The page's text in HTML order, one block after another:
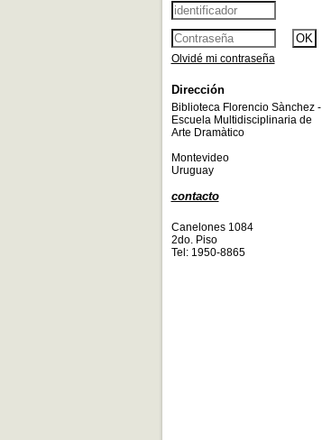
Olvidé mi contraseña
Dirección
Biblioteca Florencio Sànchez -
Escuela Multidisciplinaria de
Arte Dramàtico
Montevideo
Uruguay
contacto
Canelones 1084
2do. Piso
Tel: 1950-8865